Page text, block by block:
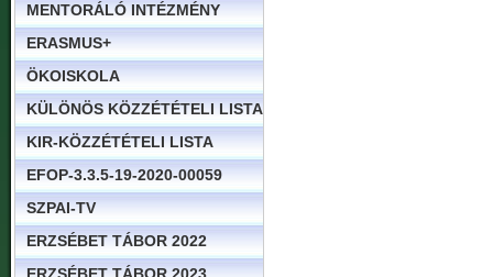
MENTORÁLÓ INTÉZMÉNY
ERASMUS+
ÖKOISKOLA
KÜLÖNÖS KÖZZÉTÉTELI LISTA
KIR-KÖZZÉTÉTELI LISTA
EFOP-3.3.5-19-2020-00059
SZPAI-TV
ERZSÉBET TÁBOR 2022